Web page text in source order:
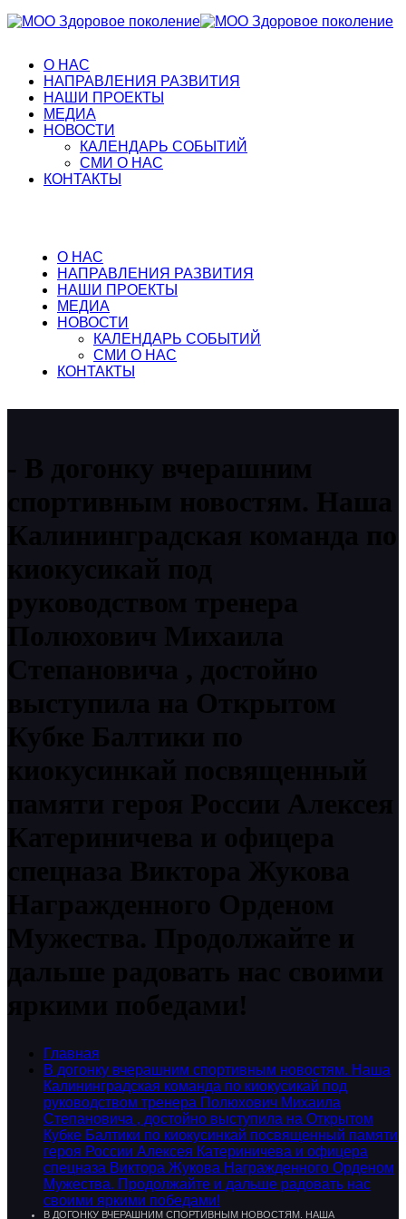
О НАС
НАПРАВЛЕНИЯ РАЗВИТИЯ
НАШИ ПРОЕКТЫ
МЕДИА
НОВОСТИ
КАЛЕНДАРЬ СОБЫТИЙ
СМИ О НАС
КОНТАКТЫ
О НАС
НАПРАВЛЕНИЯ РАЗВИТИЯ
НАШИ ПРОЕКТЫ
МЕДИА
НОВОСТИ
КАЛЕНДАРЬ СОБЫТИЙ
СМИ О НАС
КОНТАКТЫ
В догонку вчерашним
спортивным новостям. Наша
Калининградская команда по
киокусикай под
руководством тренера
Полюхович Михаила
Степановича , достойно
выступила на Открытом
Кубке Балтики по
киокусинкай посвященный
памяти героя России Алексея
Катериничева и офицера
спецназа Виктора Жукова
Награжденного Орденом
Мужества. Продолжайте и
дальше радовать нас своими
яркими победами!
Главная
В догонку вчерашним спортивным новостям. Наша
Калининградская команда по киокусикай под
руководством тренера Полюхович Михаила
Степановича , достойно выступила на Открытом
Кубке Балтики по киокусинкай посвященный памяти
героя России Алексея Катериничева и офицера
спецназа Виктора Жукова Награжденного Орденом
Мужества. Продолжайте и дальше радовать нас
своими яркими победами!
В ДОГОНКУ ВЧЕРАШНИМ СПОРТИВНЫМ НОВОСТЯМ. НАША